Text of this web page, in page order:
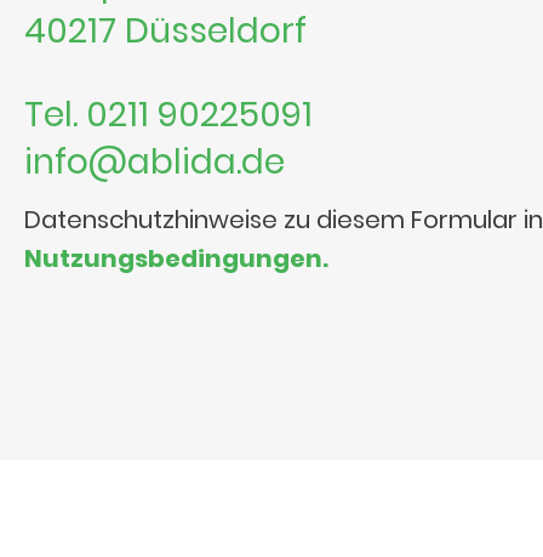
40217 Düsseldorf
Tel. 0211 90225091
info@ablida.de
Datenschutzhinweise zu diesem Formular
Nutzungsbedingungen.